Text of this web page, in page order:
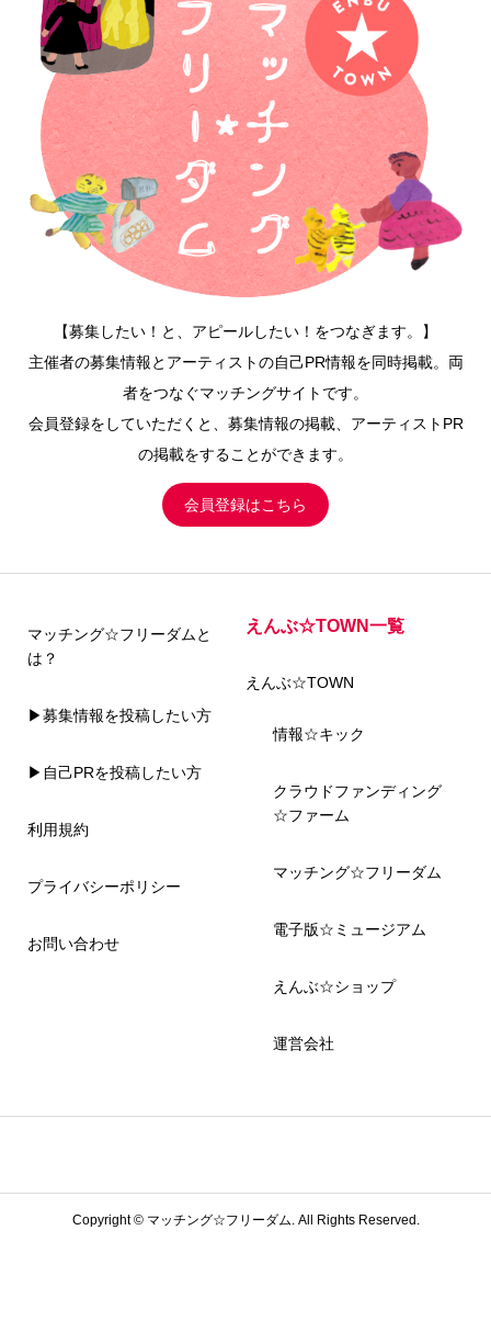
【募集したい！と、アピールしたい！をつなぎます。】
主催者の募集情報とアーティストの自己PR情報を同時掲載。両
者をつなぐマッチングサイトです。
会員登録をしていただくと、募集情報の掲載、アーティストPR
の掲載をすることができます。
会員登録はこちら
マッチング☆フリーダムと
は？
▶募集情報を投稿したい方
▶自己PRを投稿したい方
利用規約
プライバシーポリシー
お問い合わせ
えんぶ☆TOWN一覧
えんぶ☆TOWN
情報☆キック
クラウドファンディング
☆ファーム
マッチング☆フリーダム
電子版☆ミュージアム
えんぶ☆ショップ
運営会社
Copyright ©マッチング☆フリーダム. All Rights Reserved.